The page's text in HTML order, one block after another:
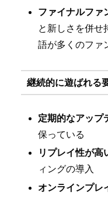
ファイナルファ
と新しさを併せ
語が多くのファ
継続的に遊ばれる
定期的なアップ
保っている
リプレイ性が高
ィングの導入
オンラインプレ